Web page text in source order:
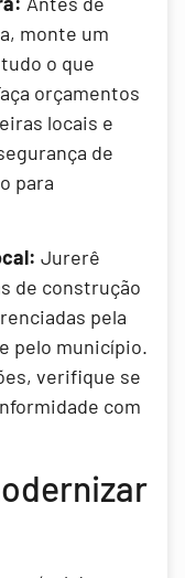
monte um
o que
orçamentos
locais e
de
para
Jurerê
de construção
pela
pelo município.
verifique se
com